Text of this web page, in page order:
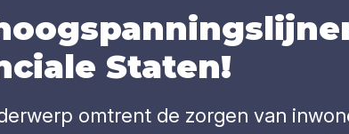
Sta­ten!
omtrent de zorgen van